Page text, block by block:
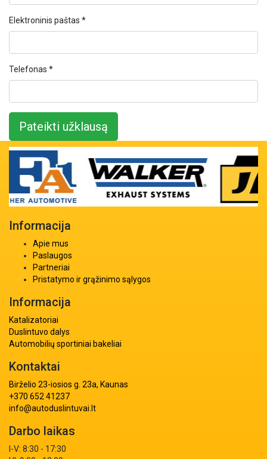
Elektroninis paštas *
Telefonas *
Pateikti užklausą
Informacija
Apie mus
Paslaugos
Partneriai
Pristatymo ir grąžinimo sąlygos
Informacija
Katalizatoriai
Duslintuvo dalys
Automobilių sportiniai bakeliai
Kontaktai
Birželio 23-iosios g. 23a, Kaunas
+370 652 41237
info@autoduslintuvai.lt
Darbo laikas
I-V: 8:30 - 17:30